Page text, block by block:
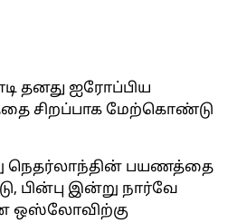
தனது ஐரோப்பிய
சிறப்பாக மேற்கொண்டு
நெதர்லாந்தின் பயணத்தை
பின்பு இன்று நார்வே
ஒஸ்லோவிற்கு